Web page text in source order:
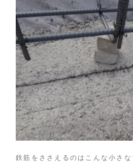
鉄筋をささえるのはこんな小さ